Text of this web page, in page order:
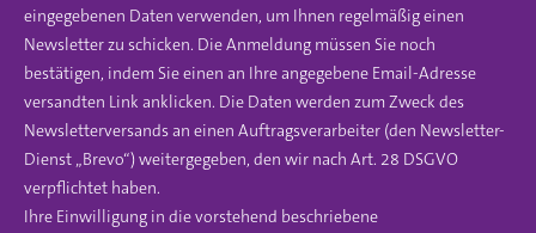
eingegebenen Daten verwenden, um Ihnen regelmäßig einen
Newsletter zu schicken. Die Anmeldung müssen Sie noch
bestätigen, indem Sie einen an Ihre angegebene Email-Adresse
versandten Link anklicken. Die Daten werden zum Zweck des
Newsletterversands an einen Auftragsverarbeiter (den Newsletter-
Dienst „Brevo“) weitergegeben, den wir nach Art. 28 DSGVO
verpflichtet haben.
Ihre Einwilligung in die vorstehend beschriebene